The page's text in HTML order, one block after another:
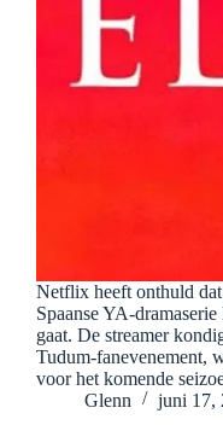
Netflix heeft onthuld
Spaanse YA-
gaat. De streamer
Tudum-fanevenement,
voor het komende
Glenn
juni 17,